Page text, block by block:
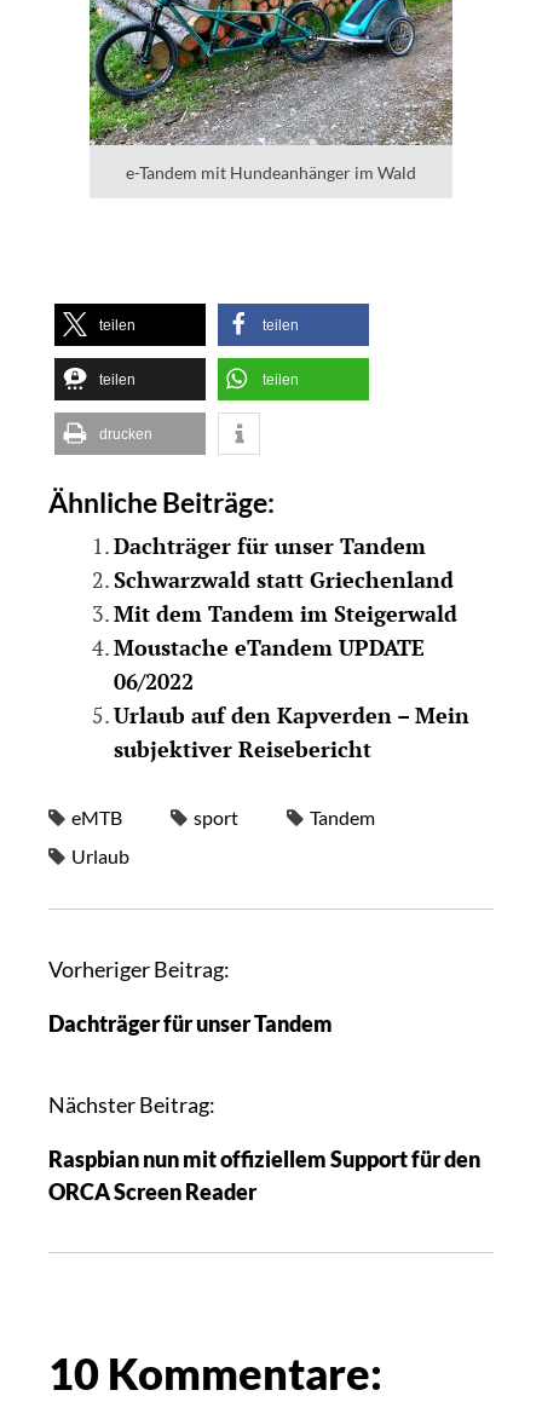
e-Tandem mit Hundeanhänger im Wald
teilen teilen
teilen teilen
drucken
Ähnliche Beiträge:
Dachträger für unser Tandem
Schwarzwald statt Griechenland
Mit dem Tandem im Steigerwald
Moustache eTandem UPDATE
06/2022
Urlaub auf den Kapverden – Mein
subjektiver Reisebericht
eMTB sport
Tandem
Urlaub
Vorheriger Beitrag:
Dachträger für unser Tandem
Nächster Beitrag:
Raspbian nun mit offiziellem Support für den
ORCA Screen Reader
10 Kommentare: